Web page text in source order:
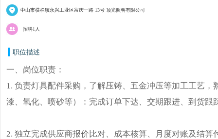
中山市横栏镇永兴工业区富庆一路 13号 顶光照明有限公司
招聘1人
职位描述
一、岗位职责：
1. 负责灯具配件采购，了解压铸、五金冲压等加工工艺
漆、氧化、喷砂等）：完成订单下达、交期跟进、到货跟
2. 独立完成供应商报价比对、成本核算、月度对账及结算